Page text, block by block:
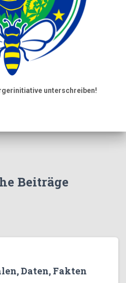
unterschreiben!
Beiträge
Daten, Fakten